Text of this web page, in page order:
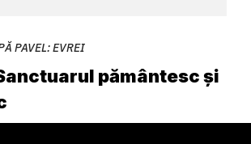
PAVEL: EVREI
pământesc și